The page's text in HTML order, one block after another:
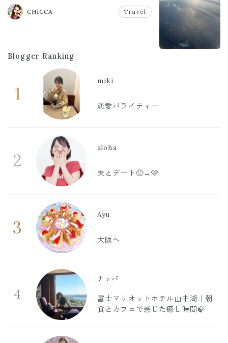
#おかあさん
CHICCA
Travel
Blogger Ranking
1
miki
恋愛バライティー
2
aloha
夫とデート🙂‍↔️🩷
3
Ayu
大阪へ
4
ナッパ
富士マリオットホテル山中湖｜朝
食とカフェで感じた癒し時間🍃